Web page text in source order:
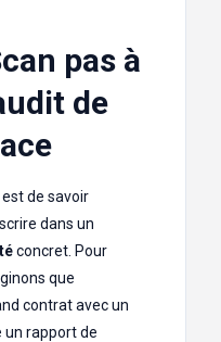
pas à
de
de savoir
dans un
concret. Pour
que
contrat avec un
un rapport de